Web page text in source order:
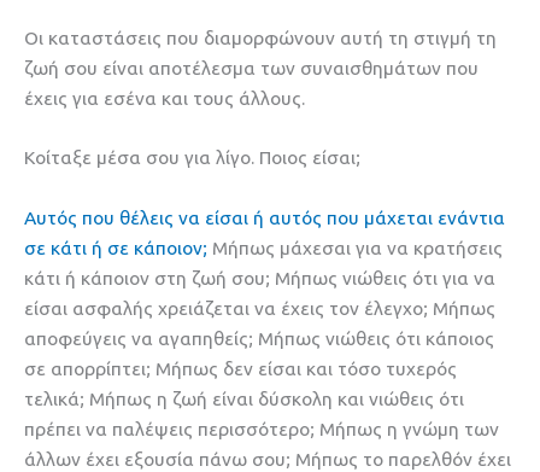
Οι καταστάσεις που διαμορφώνουν αυτή τη στιγμή τη
ζωή σου είναι αποτέλεσμα των συναισθημάτων που
έχεις για εσένα και τους άλλους.
Κοίταξε μέσα σου για λίγο. Ποιος είσαι;
Αυτός που θέλεις να είσαι ή αυτός που μάχεται ενάντια
σε κάτι ή σε κάποιον; Μήπως μάχεσαι για να κρατήσεις
κάτι ή κάποιον στη ζωή σου; Μήπως νιώθεις ότι για να
είσαι ασφαλής χρειάζεται να έχεις τον έλεγχο; Μήπως
αποφεύγεις να αγαπηθείς; Μήπως νιώθεις ότι κάποιος
σε απορρίπτει; Μήπως δεν είσαι και τόσο τυχερός
τελικά; Μήπως η ζωή είναι δύσκολη και νιώθεις ότι
πρέπει να παλέψεις περισσότερο; Μήπως η γνώμη των
άλλων έχει εξουσία πάνω σου; Μήπως το παρελθόν έχει